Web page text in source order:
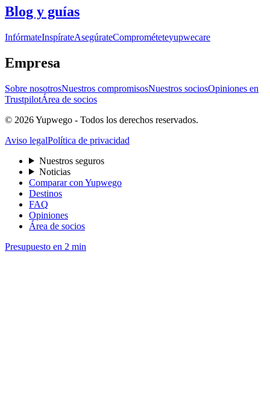
Blog y guías
InfórmateInspírateAsegúrateComprométeteyupwecare
Empresa
Sobre nosotrosNuestros compromisosNuestros sociosOpiniones en
TrustpilotÁrea de socios
© 2026 Yupwego - Todos los derechos reservados.
Aviso legalPolítica de privacidad
Nuestros seguros
Noticias
Comparar con Yupwego
Destinos
FAQ
Opiniones
Área de socios
Presupuesto en 2 min